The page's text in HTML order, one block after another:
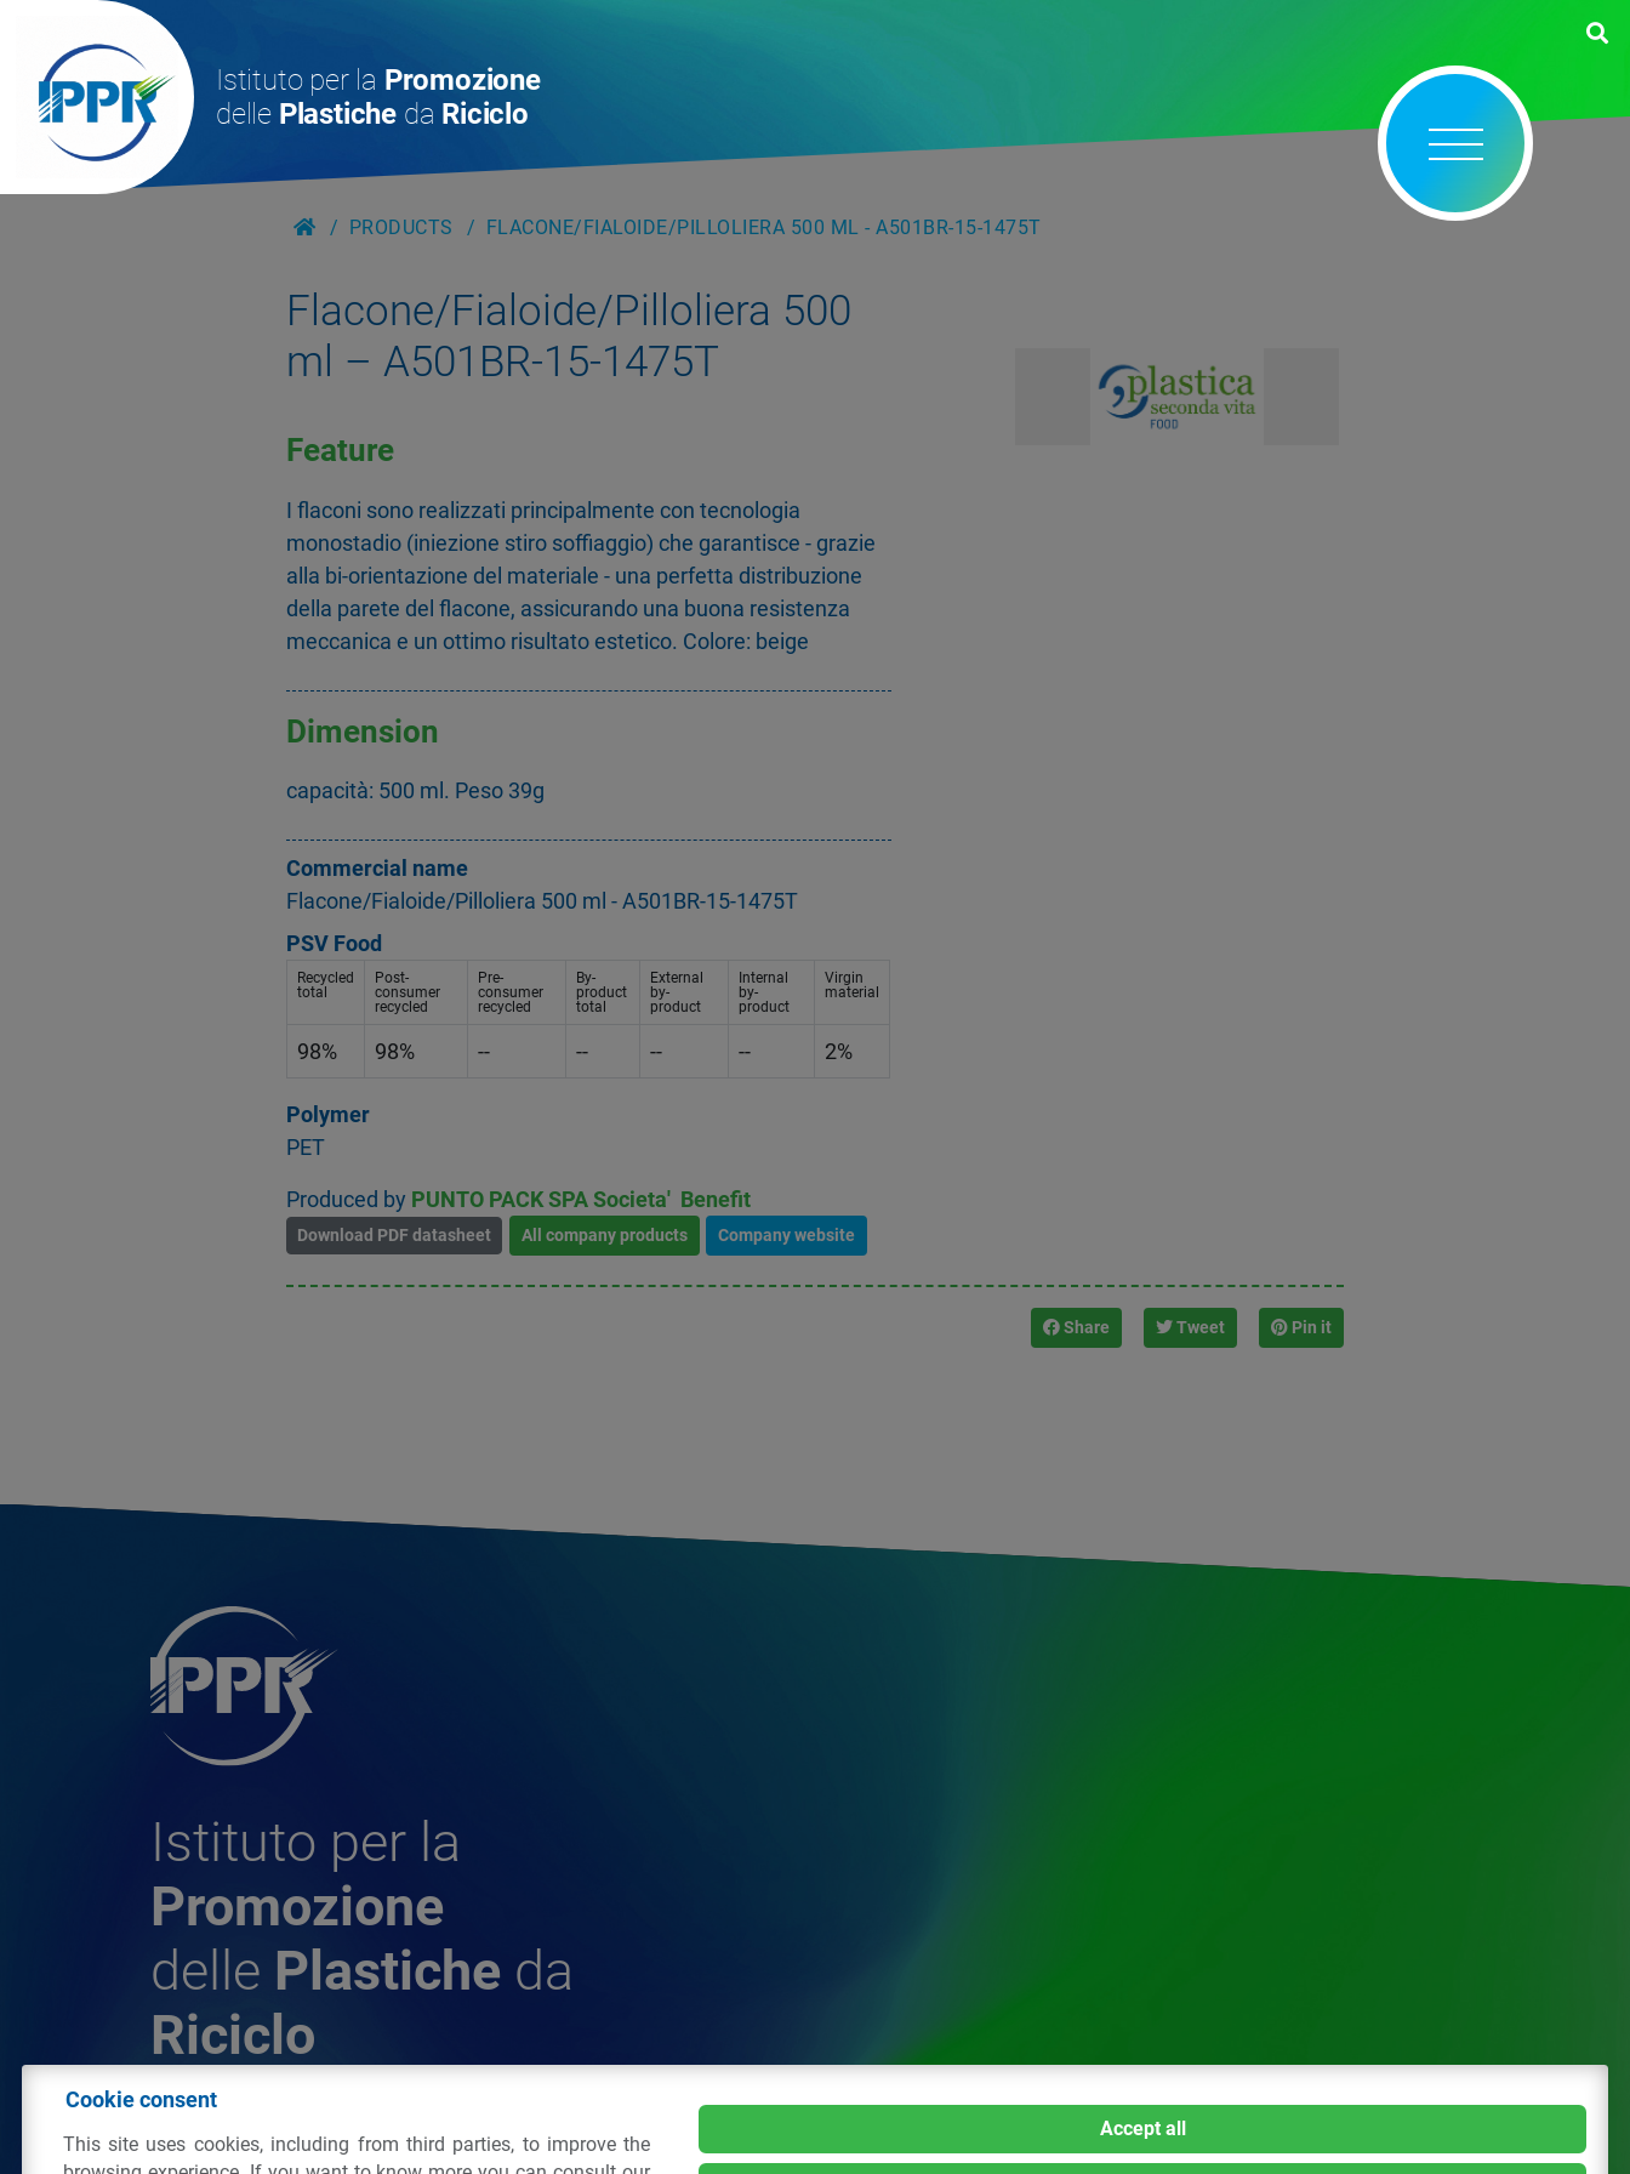
Istituto per la Promozione
delle Plastiche da Riciclo
PRODUCTS FLACONE/FIALOIDE/PILLOLIERA 500 ML - A501BR-15-1475T
Flacone/Fialoide/Pilloliera 500
ml – A501BR-15-1475T
Feature
I flaconi sono realizzati principalmente con tecnologia
monostadio (iniezione stiro soffiaggio) che garantisce - grazie
alla bi-orientazione del materiale - una perfetta distribuzione
della parete del flacone, assicurando una buona resistenza
meccanica e un ottimo risultato estetico. Colore: beige
Dimension
capacità: 500 ml. Peso 39g
Commercial name
Flacone/Fialoide/Pilloliera 500 ml - A501BR-15-1475T
PSV Food
Recycled
total
Post-
consumer
recycled
Pre-
consumer
recycled
By-
product
total
External
by-
product
Internal
by-
product
Virgin
material
98% 98% -- -- -- -- 2%
Polymer
PET
Produced by PUNTO PACK SPA Societa' Benefit
Download PDF datasheet All company products Company website
Share Tweet Pin it
Istituto per la
Promozione
delle Plastiche da
Riciclo
da Riciclo
Cookie consent
This site uses cookies, including from third parties, to improve the
Accept all